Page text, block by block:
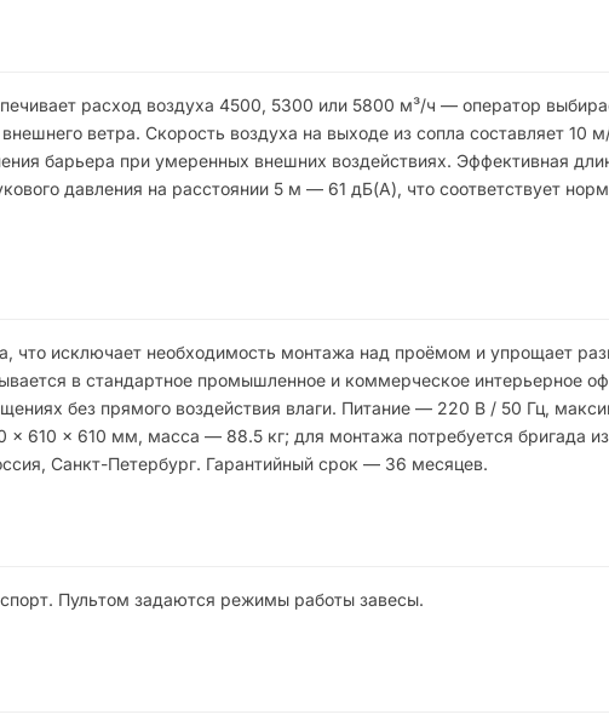
расход воздуха 4500, 5300 или 5800 м³/ч — оператор
ветра. Скорость воздуха на выходе из сопла составляет 10
барьера при умеренных внешних воздействиях. Эффективная
давления на расстоянии 5 м — 61 дБ(А), что соответствует
что исключает необходимость монтажа над проёмом и упрощает
в стандартное промышленное и коммерческое интерьерное
без прямого воздействия влаги. Питание — 220 В / 50 Гц,
610 × 610 мм, масса — 88.5 кг; для монтажа потребуется бригада
Санкт-Петербург. Гарантийный срок — 36 месяцев.
Пультом задаются режимы работы завесы.